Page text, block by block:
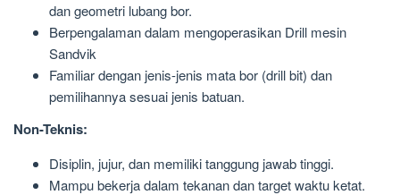
dan geometri lubang bor.
Berpengalaman dalam mengoperasikan Drill mesin
Sandvik
Familiar dengan jenis-jenis mata bor (drill bit) dan
pemilihannya sesuai jenis batuan.
Non-Teknis:
Disiplin, jujur, dan memiliki tanggung jawab tinggi.
Mampu bekerja dalam tekanan dan target waktu ketat.